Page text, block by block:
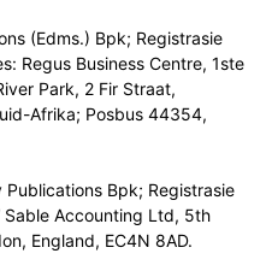
(Edms.) Bpk; Registrasie
Regus Business Centre, 1ste
Park, 2 Fir Straat,
Afrika; Posbus 44354,
Publications Bpk; Registrasie
Accounting Ltd, 5th
England, EC4N 8AD.